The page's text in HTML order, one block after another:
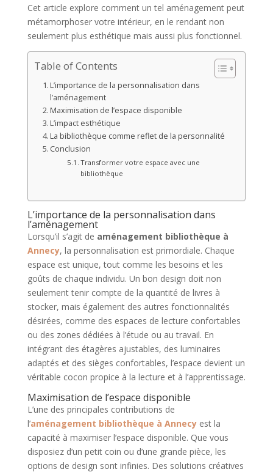
Cet article explore comment un tel aménagement peut
métamorphoser votre intérieur, en le rendant non
seulement plus esthétique mais aussi plus fonctionnel.
Table of Contents
L’importance de la personnalisation dans
l’aménagement
Maximisation de l’espace disponible
L’impact esthétique
La bibliothèque comme reflet de la personnalité
Conclusion
Transformer votre espace avec une
bibliothèque
L’importance de la personnalisation dans
l’aménagement
Lorsqu’il s’agit de aménagement bibliothèque à
Annecy, la personnalisation est primordiale. Chaque
espace est unique, tout comme les besoins et les
goûts de chaque individu. Un bon design doit non
seulement tenir compte de la quantité de livres à
stocker, mais également des autres fonctionnalités
désirées, comme des espaces de lecture confortables
ou des zones dédiées à l’étude ou au travail. En
intégrant des étagères ajustables, des luminaires
adaptés et des sièges confortables, l’espace devient un
véritable cocon propice à la lecture et à l’apprentissage.
Maximisation de l’espace disponible
L’une des principales contributions de
l’aménagement bibliothèque à Annecyest la
capacité à maximiser l’espace disponible. Que vous
disposiez d’un petit coin ou d’une grande pièce, les
options de design sont infinies. Des solutions créatives